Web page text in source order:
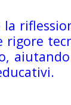
la
rigore